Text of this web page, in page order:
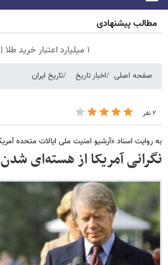
مطالب پیشنهادی
۱ میلیارد اعتبار خرید طلا | بدون ضامن و چک
صفحه اصلی اخبار تاریخ تاریخ ایران
۲ نفر
به ‌روایت اسناد «آرشیو امنیت ملی ایالات متحده
نگرانی آمریکا از هسته‌ای